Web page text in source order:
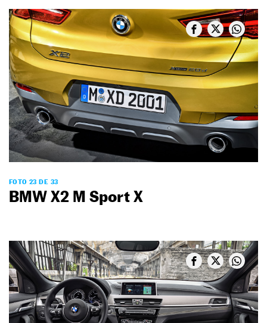
FOTO 23 DE 33
BMW X2 M Sport X